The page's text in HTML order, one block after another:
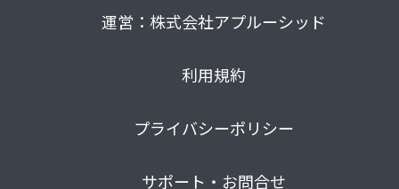
運営：株式会社アプルーシッド
利用規約
プライバシーポリシー
サポート・お問合せ